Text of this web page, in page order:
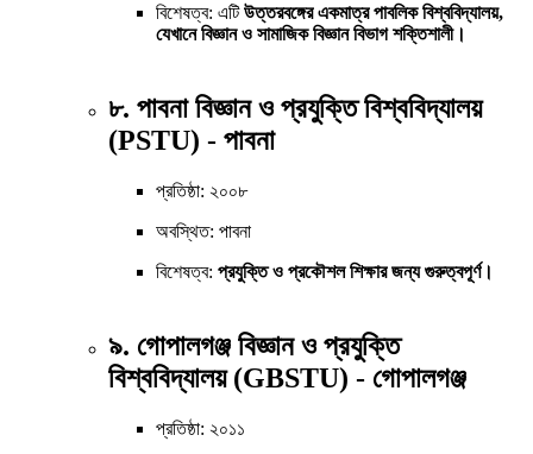
বিশেষত্ব: এটিউত্তরবঙ্গের একমাত্র পাবলিক বিশ্ববিদ্যালয়,
যেখানে বিজ্ঞান ও সামাজিক বিজ্ঞান বিভাগ শক্তিশালী।
৮. পাবনা বিজ্ঞান ও প্রযুক্তি বিশ্ববিদ্যালয়
(PSTU) - পাবনা
প্রতিষ্ঠা: ২০০৮
অবস্থিত: পাবনা
বিশেষত্ব: প্রযুক্তি ও প্রকৌশল শিক্ষার জন্য গুরুত্বপূর্ণ।
৯. গোপালগঞ্জ বিজ্ঞান ও প্রযুক্তি
বিশ্ববিদ্যালয় (GBSTU) - গোপালগঞ্জ
প্রতিষ্ঠা: ২০১১